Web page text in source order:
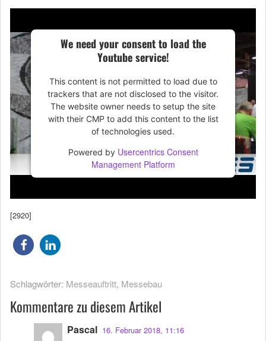
We need your consent to load the
Youtube service!
This content is not permitted to load due to
trackers that are not disclosed to the visitor.
The website owner needs to setup the site
with their CMP to add this content to the list
of technologies used.
Powered by Usercentrics Consent
Management Platform
[2920]
Schlagwörter: Messeauftritt, Messebau
Kommentare zu diesem Artikel
Pascal 16. Februar 2018, 11:16